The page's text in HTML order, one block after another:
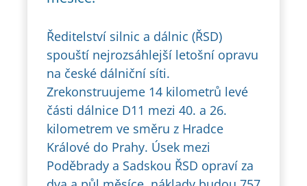
Ředitelství silnic a dálnic (ŘSD)
spouští nejrozsáhlejší letošní opravu
na české dálniční síti.
Zrekonstruujeme 14 kilometrů levé
části dálnice D11 mezi 40. a 26.
kilometrem ve směru z Hradce
Králové do Prahy. Úsek mezi
Poděbrady a Sadskou ŘSD opraví za